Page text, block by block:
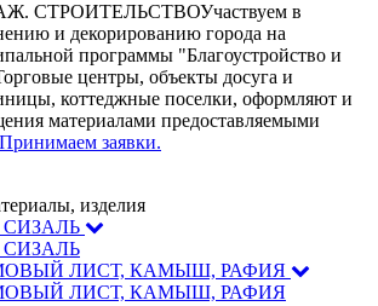
СТРОИТЕЛЬСТВОУчаствуем в
и декорированию города на
программы "Благоустройство и
центры, объекты досуга и
коттеджные поселки, оформляют и
материалами предоставляемыми
Принимаем заявки.
изделия
СИЗАЛЬ
СИЗАЛЬ
ЛИСТ, КАМЫШ, РАФИЯ
ЛИСТ, КАМЫШ, РАФИЯ